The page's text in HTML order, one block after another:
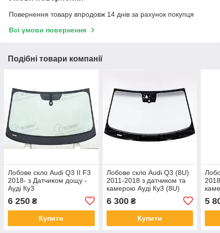
Повернення товару впродовж 14 днів за рахунок покупця
Всі умови повернення
Подібні товари компанії
Лобове скло Audi Q3 II F3
2018- з Датчиком дощу -
Ауді Ку3
6 250 ₴
Купити
Лобове скло Audi Q3 (8U)
2011-2018 з датчиком та
камерою Ауді Ку3 (8U)
6 300₴
Купити
5